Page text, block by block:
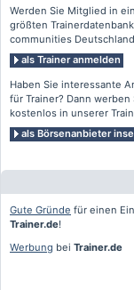
Werden Sie Mitglied in
größten
communities
als Trainer anmelden
Haben Sie interessante
für Trainer? Dann werben
kostenlos in unserer
als Börsenanbieter
Gute Gründe für einen
Trainer.de!
Werbung bei Trainer.de